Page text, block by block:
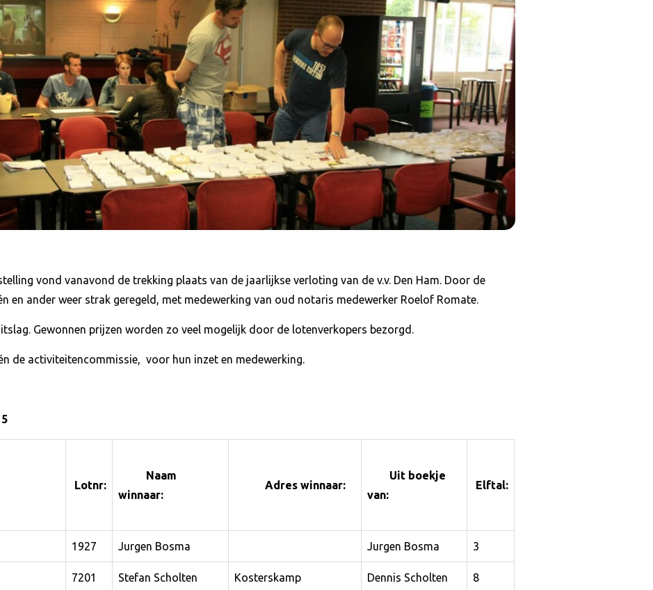
vond vanavond de trekking plaats van de jaarlijkse verloting van de v.v. Den Ham. Door de
en ander weer strak geregeld, met medewerking van oud notaris medewerker Roelof Romate.
Gewonnen prijzen worden zo veel mogelijk door de lotenverkopers bezorgd.
de activiteitencommissie, voor hun inzet en medewerking.
Lotnr:
Naam
winnaar:
Adres winnaar:
Uit boekje
van:
Elftal:
1927 Jurgen Bosma Jurgen Bosma 3
7201 Stefan Scholten Kosterskamp Dennis Scholten 8